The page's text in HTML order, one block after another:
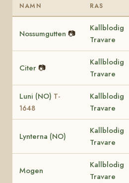
NAMN RAS
Nossumgutten 📷
Kallblodig
Travare
Citer 📷
Kallblodig
Travare
Luni (NO) T-
1648
Kallblodig
Travare
Lynterna (NO)
Kallblodig
Travare
Mogen
Kallblodig
Travare